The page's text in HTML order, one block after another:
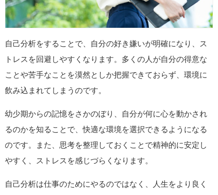
自己分析をすることで、自分の好き嫌いが明確になり、ス
トレスを回避しやすくなります。多くの人が自分の得意な
ことや苦手なことを漠然としか把握できておらず、環境に
飲み込まれてしまうのです。
幼少期からの記憶をさかのぼり、自分が何に心を動かされ
るのかを知ることで、快適な環境を選択できるようになる
のです。また、思考を整理しておくことで精神的に安定し
やすく、ストレスを感じづらくなります。
自己分析は仕事のためにやるのではなく、人生をより良く